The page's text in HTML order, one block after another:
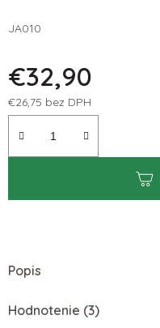
JA010
€32,90
€26,75 bez DPH
Popis
Hodnotenie (3)